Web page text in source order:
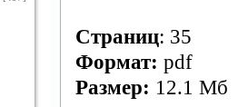
Страниц: 35
Формат: pdf
Размер: 12.1 Мб